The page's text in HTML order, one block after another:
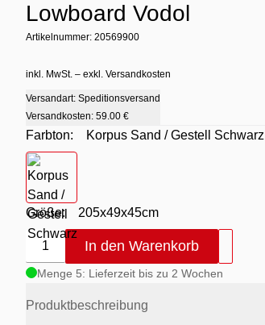
Lowboard Vodol
Artikelnummer: 20569900
inkl. MwSt. – exkl. Versandkosten
Versandart: Speditionsversand
Versandkosten: 59.00 €
Farbton:
Korpus Sand / Gestell Schwarz
Farbton
Größe: 205x49x45cm
1 In den Warenkorb
Menge 5: Lieferzeit bis zu 2 Wochen
Produktbeschreibung